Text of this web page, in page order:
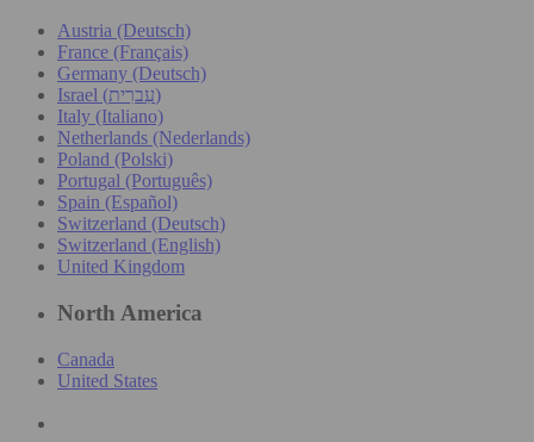
Austria (Deutsch)
France (Français)
Germany (Deutsch)
Israel (עִברִית)
Italy (Italiano)
Netherlands (Nederlands)
Poland (Polski)
Portugal (Português)
Spain (Español)
Switzerland (Deutsch)
Switzerland (English)
United Kingdom
North America
Canada
United States